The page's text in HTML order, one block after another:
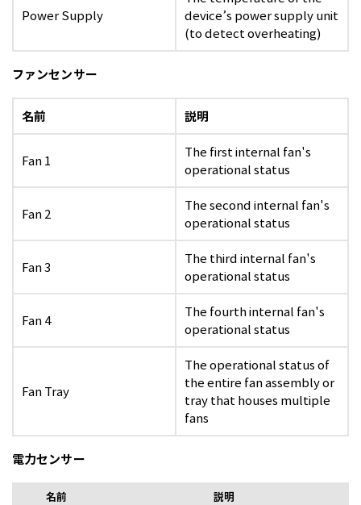
Power Supply
device’s power supply unit
(to detect overheating)
ファンセンサー
名前 説明
Fan 1
The first internal fan's
operational status
Fan 2
The second internal fan's
operational status
Fan 3
The third internal fan's
operational status
Fan 4
The fourth internal fan's
operational status
Fan Tray
The operational status of
the entire fan assembly or
tray that houses multiple
fans
電力センサー
名前 説明